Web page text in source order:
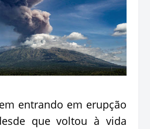
entrando em erupção
que voltou à vida